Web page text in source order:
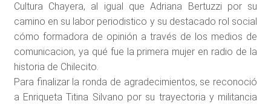
Cultura Chayera, al igual que Adriana Bertuzzi por su
camino en su labor periodistico y su destacado rol social
cómo formadora de opinión a través de los medios de
comunicacion, ya qué fue la primera mujer en radio de la
historia de Chilecito.
Para finalizar la ronda de agradecimientos, se reconoció
a Enriqueta Titina Silvano por su trayectoria y militancia